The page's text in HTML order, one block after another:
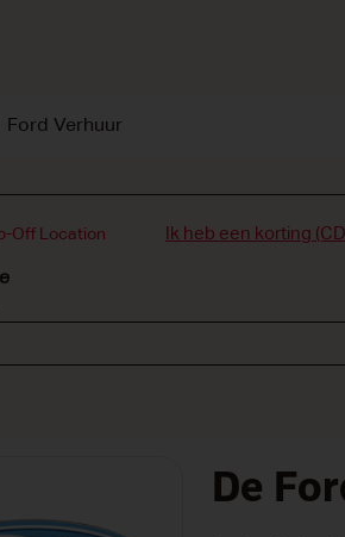
Ford Verhuur
Off Location Ik heb een korting
De